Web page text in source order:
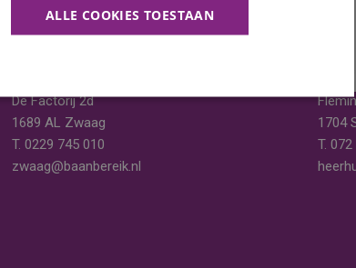
Stuur mij een
De Factorij 2d
1689 AL Zwaag
T. 0229 745 010
zwaag@baanbereik.nl
1704
T. 072
ALLE COOKIES TOESTAAN